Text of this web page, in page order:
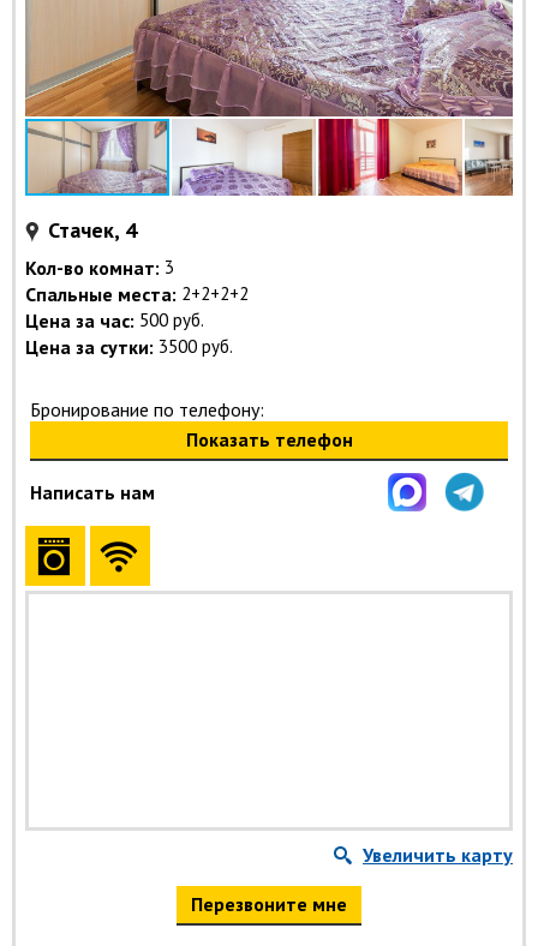
Стачек, 4
Кол-во комнат: 3
Спальные места: 2+2+2+2
Цена за час: 500 руб.
Цена за сутки: 3500 руб.
Бронирование по телефону:
Показать телефон
Написать нам
Увеличить карту
Перезвоните мне